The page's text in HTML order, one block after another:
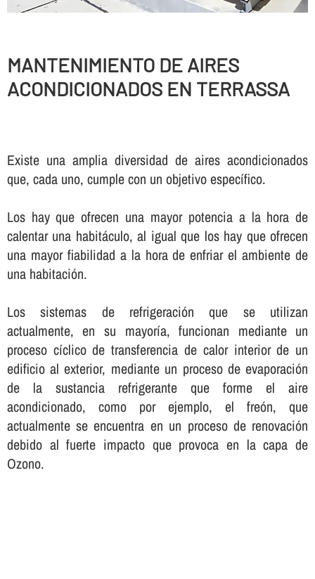
MANTENIMIENTO DE AIRES
ACONDICIONADOS EN TERRASSA
Existe una amplia diversidad de aires acondicionados
que, cada uno, cumple con un objetivo especí­fico.
Los hay que ofrecen una mayor potencia a la hora de
calentar una habitáculo, al igual que los hay que ofrecen
una mayor fiabilidad a la hora de enfriar el ambiente de
una habitación.
Los sistemas de refrigeración que se utilizan
actualmente, en su mayorí­a, funcionan mediante un
proceso cí­clico de transferencia de calor interior de un
edificio al exterior, mediante un proceso de evaporación
de la sustancia refrigerante que forme el aire
acondicionado, como por ejemplo, el freón, que
actualmente se encuentra en un proceso de renovación
debido al fuerte impacto que provoca en la capa de
Ozono.